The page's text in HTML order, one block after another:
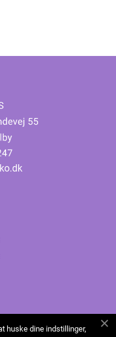
huske dine indstillinger,